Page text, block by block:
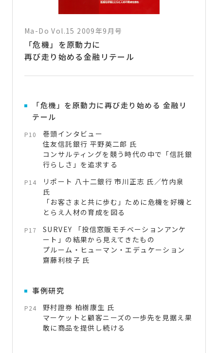
Ma-Do Vol.15 2009年9月号
「危機」を原動力に
再び走り始める金融リテール
「危機」を原動力に再び走り始める 金融リ
テール
P10
巻頭インタビュー
住友信託銀行 平野英二郎 氏
コンサルティングを競う時代の中で「信託銀
行らしさ」を追求する
P14
リポート 八十二銀行 市川正志 氏／竹内泉
氏
「お客さまと共に歩む」ために危機を好機と
とらえ人材の育成を図る
P17
SURVEY 「投信窓販モチベーションアンケ
ート」の結果から見えてきたもの
プルーム・ヒューマン・エデュケーション
齋藤利枝子 氏
事例研究
P24
野村證券 柏樹康生 氏
マーケットと顧客ニーズの一歩先を見据え果
敢に商品を提供し続ける